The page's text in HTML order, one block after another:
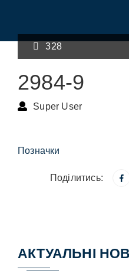
328
2984-9
Super User
Позначки
Поділитись:
АКТУАЛЬНІ